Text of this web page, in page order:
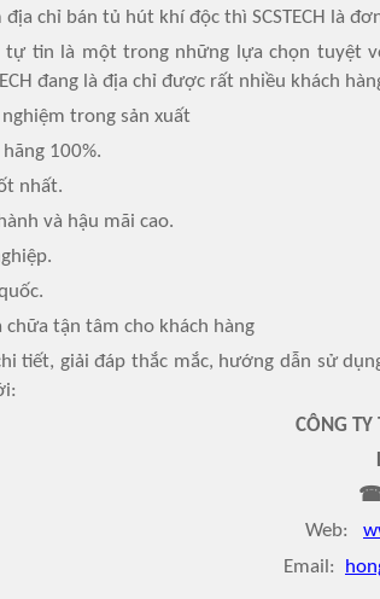
địa chỉ bán tủ hút khí độc thì SCSTECH là
tự tin là một trong những lựa chọn tuyệt
đang là địa chỉ được rất nhiều khách
trong sản xuất
100%.
nhất.
và hậu mãi cao.
chữa tận tâm cho khách hàng
tiết, giải đáp thắc mắc, hướng dẫn sử dụng ,
CÔNG
☎
Web:
Email: